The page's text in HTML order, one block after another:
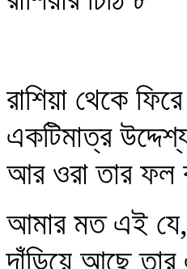
রাশিয়া থেকে
একটিমাত্র
আর ওরা তার ফল
আমার মত এই যে,
দাঁড়িয়ে আছে তার